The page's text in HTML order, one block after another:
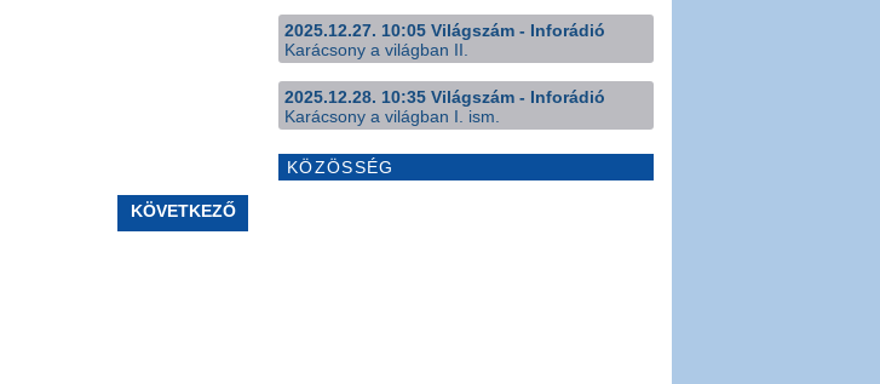
KÖVETKEZŐ
2025.12.27. 10:05 Világszám - Inforádió
Karácsony a világban II.
2025.12.28. 10:35 Világszám - Inforádió
Karácsony a világban I. ism.
KÖZÖSSÉG